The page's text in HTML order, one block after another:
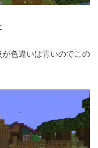
色違いは青いのでこの